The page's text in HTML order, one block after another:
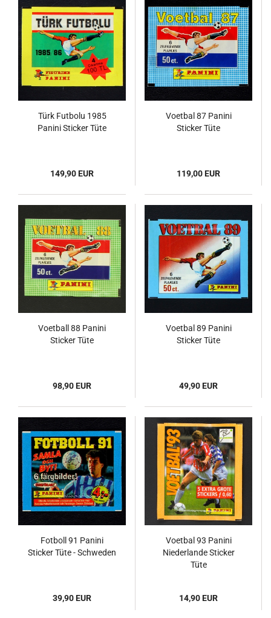
Türk Futbolu 1985
Panini Sticker Tüte
149,90 EUR
Voetbal 87 Panini
Sticker Tüte
119,00 EUR
Voetball 88 Panini
Sticker Tüte
98,90 EUR
Voetbal 89 Panini
Sticker Tüte
49,90 EUR
Fotboll 91 Panini
Sticker Tüte - Schweden
39,90 EUR
Voetbal 93 Panini
Niederlande Sticker
Tüte
14,90 EUR